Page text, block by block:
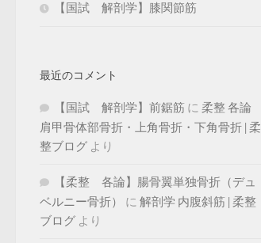
【国試 解剖学】膝関節筋
最近のコメント
【国試 解剖学】前鋸筋 に 柔整 各論
肩甲骨体部骨折・上角骨折・下角骨折 | 柔
整ブログ より
【柔整 各論】腸骨翼単独骨折（デュ
ベルニー骨折）
に 解剖学 内腹斜筋 | 柔整
ブログ より